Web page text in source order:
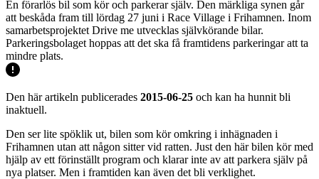
En förarlös bil som kör och parkerar själv. Den märkliga synen går
att beskåda fram till lördag 27 juni i Race Village i Frihamnen. Inom
samarbetsprojektet Drive me utvecklas självkörande bilar.
Parkeringsbolaget hoppas att det ska få framtidens parkeringar att ta
mindre plats.
Den här artikeln publicerades 2015-06-25 och kan ha hunnit bli
inaktuell.
Den ser lite spöklik ut, bilen som kör omkring i inhägnaden i
Frihamnen utan att någon sitter vid ratten. Just den här bilen kör med
hjälp av ett förinställt program och klarar inte av att parkera själv på
nya platser. Men i framtiden kan även det bli verklighet.